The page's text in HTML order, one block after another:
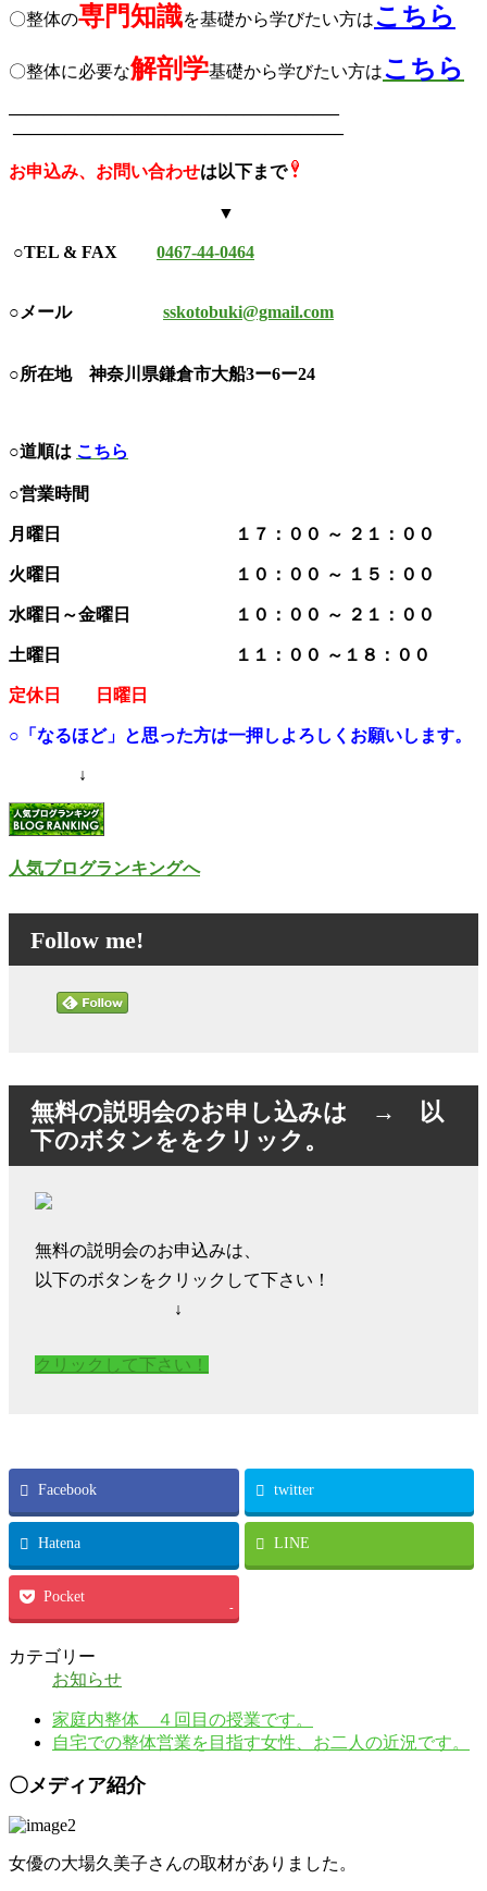
〇整体の専門知識を基礎から学びたい方はこちら
〇整体に必要な解剖学基礎から学びたい方はこちら
———————————–———————–
———————————–———————–
お申込み、お問い合わせは以下まで
▼
○TEL & FAX 0467-44-0464
○メール sskotobuki@gmail.com
○所在地神奈川県鎌倉市大船3ー6ー24
○道順は こちら
○営業時間
月曜日 １７：００ ～ ２１：００
火曜日 １０：００ ～ １５：００
水曜日～金曜日 １０：００ ～ ２１：００
土曜日 １１：００ ～１８：００
定休日 日曜日
○「なるほど」と思った方は一押しよろしくお願いします。
↓
人気ブログランキングへ
Follow me!
無料の説明会のお申し込みは → 以
下のボタンををクリック。
無料の説明会のお申込みは、
以下のボタンをクリックして下さい！
↓
クリックして下さい！
Facebook twitter
Hatena LINE
Pocket
-
カテゴリー
お知らせ
家庭内整体 ４回目の授業です。
自宅での整体営業を目指す女性、お二人の近況です。
〇メディア紹介
女優の大場久美子さんの取材がありました。